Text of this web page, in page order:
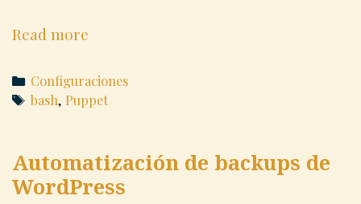
Read more
Puppet
en
Categories
Configuraciones
Tags
bash, Puppet
Automatización de backups de
WordPress